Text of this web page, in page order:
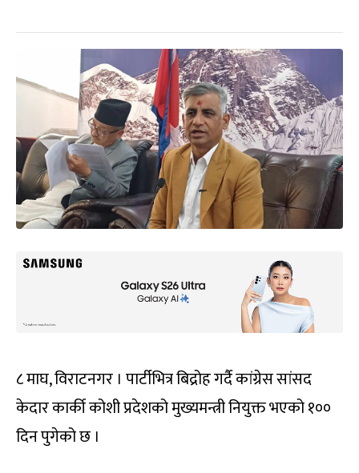
८ माघ, विराटनगर । पार्टीभित्र बिद्रोह गर्दै कांग्रेस सांसद
केदार कार्की कोशी प्रदेशको मुख्यमन्त्री नियुक्त भएको १००
दिन पुगेको छ ।